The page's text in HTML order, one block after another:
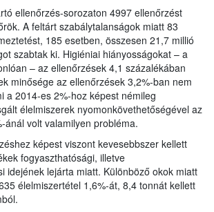
ellenőrzés-sorozaton 4997 ellenőrzést
A feltárt szabálytalanságok miatt 83
185 esetben, összesen 21,7 millió
szabtak ki. Higiéniai hiányosságokat – a
– az ellenőrzések 4,1 százalékában
minősége az ellenőrzések 3,2%-ban nem
a 2014-es 2%-hoz képest némileg
élelmiszerek nyomonkövethetőségével az
ánál volt valamilyen probléma.
képest viszont kevesebbszer kellett
fogyaszthatósági, illetve
idejének lejárta miatt. Különböző okok miatt
élelmiszertétel 1,6%-át, 8,4 tonnát kellett